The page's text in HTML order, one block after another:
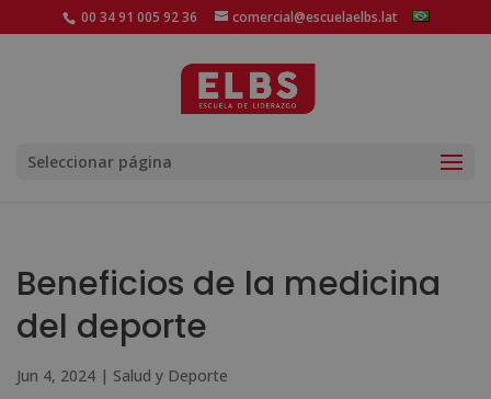
00 34 91 005 92 36 comercial@escuelaelbs.lat
Seleccionar página
Beneficios de la medicina
del deporte
Jun 4, 2024 | Salud y Deporte